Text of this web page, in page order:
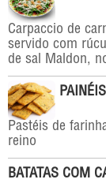
Carpaccio de
servido com
de sal Maldon,
PAINÉIS
Pastéis de
reino
BATATAS COM